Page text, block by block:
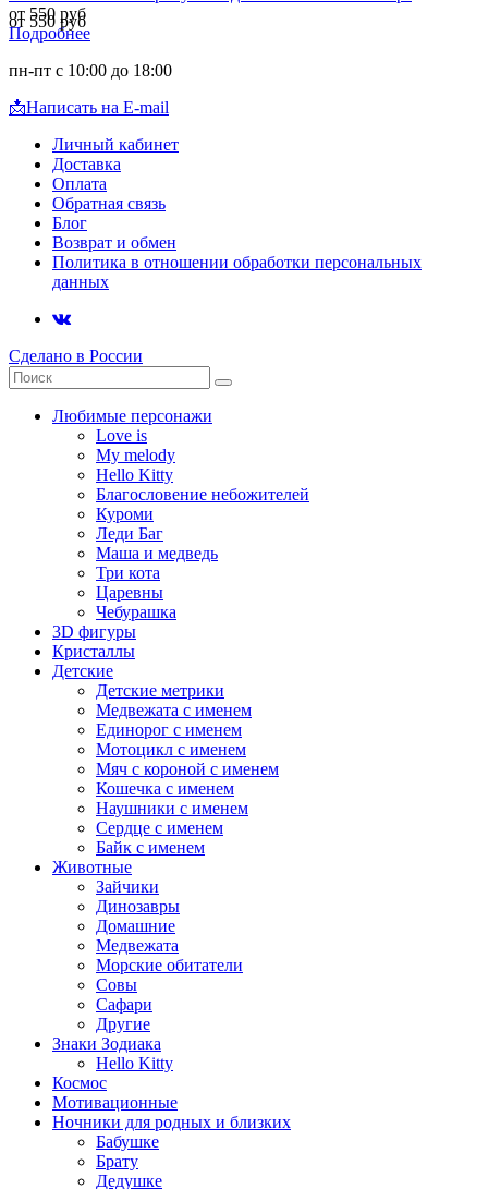
от 550 руб
от 550 руб
Подробнее
пн-пт с 10:00 до 18:00
📩Написать на E-mail
Личный кабинет
Доставка
Оплата
Обратная связь
Блог
Возврат и обмен
Политика в отношении обработки персональных
данных
Сделано в России
Любимые персонажи
Love is
My melody
Hello Kitty
Благословение небожителей
Куроми
Леди Баг
Маша и медведь
Три кота
Царевны
Чебурашка
3D фигуры
Кристаллы
Детские
Детские метрики
Медвежата с именем
Единорог с именем
Мотоцикл с именем
Мяч с короной с именем
Кошечка с именем
Наушники с именем
Сердце с именем
Байк с именем
Животные
Зайчики
Динозавры
Домашние
Медвежата
Морские обитатели
Совы
Сафари
Другие
Знаки Зодиака
Hello Kitty
Космос
Мотивационные
Ночники для родных и близких
Бабушке
Брату
Дедушке